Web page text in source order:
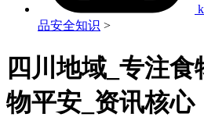
品安全知识 >
四川地域_专注
物平安_资讯核心